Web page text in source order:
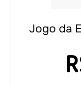
Jogo da